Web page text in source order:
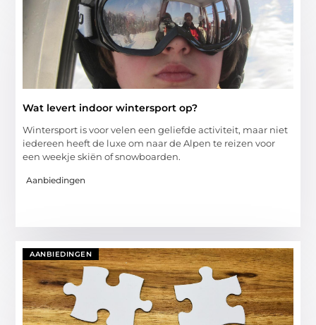
Wat levert indoor wintersport op?
Wintersport is voor velen een geliefde activiteit, maar niet
iedereen heeft de luxe om naar de Alpen te reizen voor
een weekje skiën of snowboarden.
Aanbiedingen
AANBIEDINGEN